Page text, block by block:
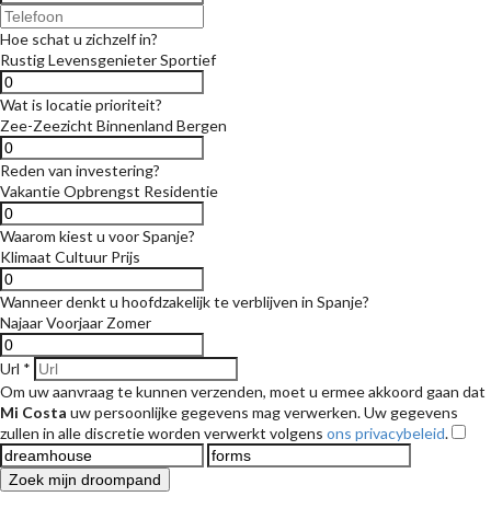
Hoe schat u zichzelf in?
RustigLevensgenieterSportief
Wat is locatie prioriteit?
Zee-Zeezicht Binnenland Bergen
Reden van investering?
VakantieOpbrengst Residentie
Waarom kiest u voor Spanje?
Klimaat Cultuur Prijs
Wanneer denkt u hoofdzakelijk te verblijven in Spanje?
NajaarVoorjaar Zomer
Url *
Om uw aanvraag te kunnen verzenden, moet u ermee akkoord gaan dat
Mi Costa uw persoonlijke gegevens mag verwerken. Uw gegevens
zullen in alle discretie worden verwerkt volgens ons privacybeleid.
Zoek mijn droompand